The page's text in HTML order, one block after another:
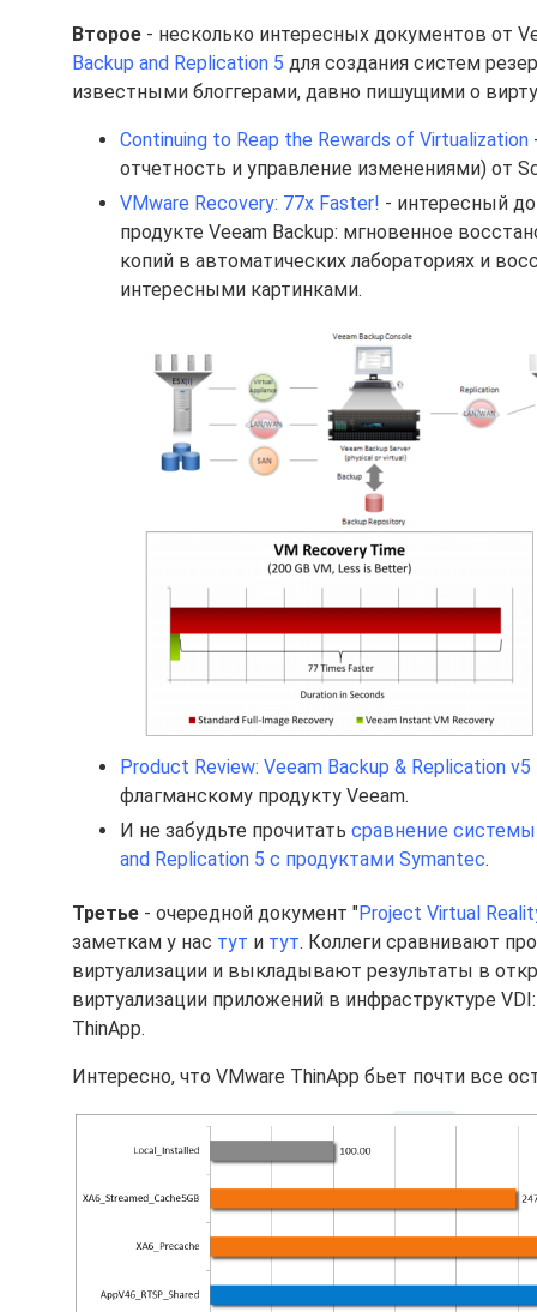
Второе - несколько интересных документов от
Backup and Replication 5 для создания систем
известными блоггерами, давно пишущими о
Continuing to Reap the Rewards of Virtualization
отчетность и управление изменениями) от
VMware Recovery: 77x Faster! - интересный
продукте Veeam Backup: мгновенное
копий в автоматических лабораториях и
интересными картинками.
Product Review: Veeam Backup & Replication v5
флагманскому продукту Veeam.
И не забудьте прочитать сравнение
and Replication 5 с продуктами Symantec.
Третье - очередной документ "Project Virtual
заметкам у нас тут и тут. Коллеги сравнивают
виртуализации и выкладывают результаты в
виртуализации приложений в инфраструктуре
ThinApp.
Интересно, что VMware ThinApp бьет почти все